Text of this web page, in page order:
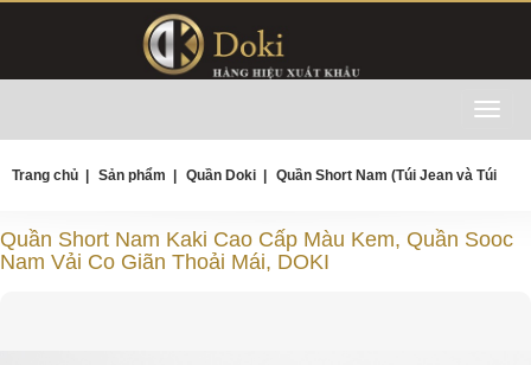
Trang chủ Sản phẩm Quần Doki Quần Short Nam (Túi Jean và Túi
Chéo)
Quần Short Nam Kaki Cao Cấp Màu Kem, Quần Sooc
Nam Vải Co Giãn Thoải Mái, DOKI